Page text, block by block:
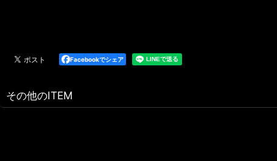
Facebookでシェア
その他のITEM